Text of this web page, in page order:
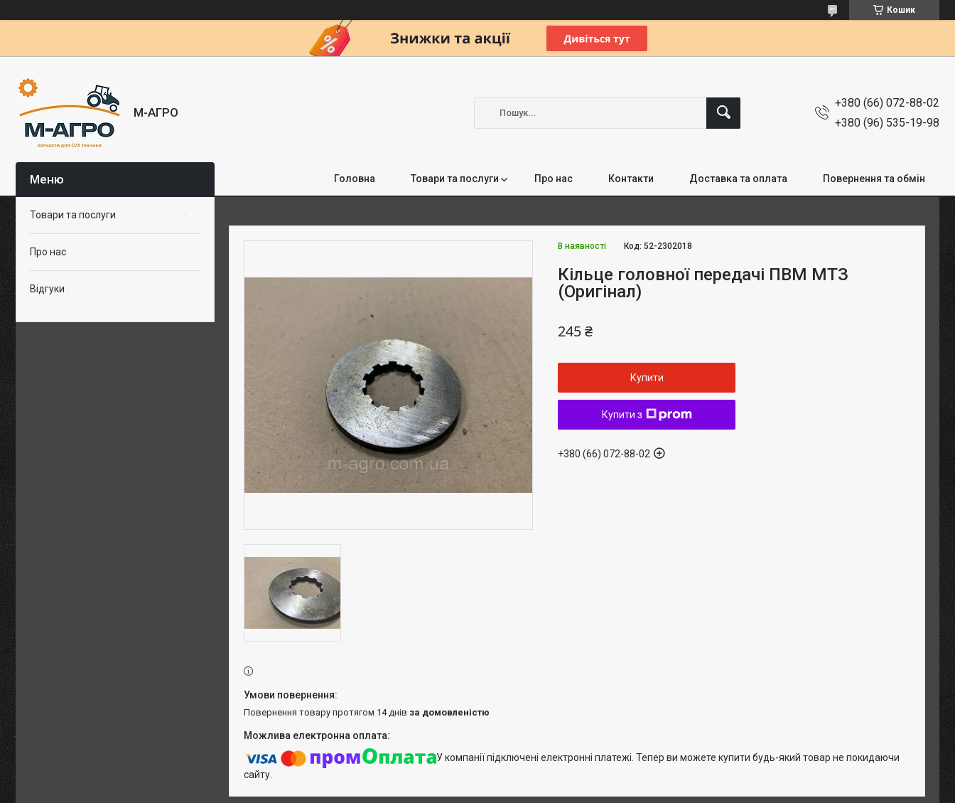
Кошик
М-АГРО
+380 (66) 072-88-02
+380 (96) 535-19-98
Головна Товари та послуги Про нас Контакти Доставка та оплата Повернення та обмін
В наявності Код:52-2302018
Кільце головної передачі ПВМ МТЗ
(Оригінал)
245 ₴
Купити
Купити з
+380 (66) 072-88-02
повернення товару протягом 14 днів за домовленістю
У компанії підключені електронні платежі. Тепер ви можете купити будь-який товар не покидаючи
сайту.
Товари та послуги
Про нас
Відгуки